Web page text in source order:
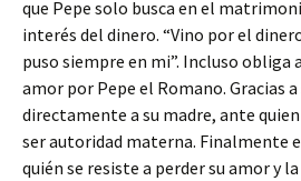
que Pepe solo busca en el
interés del dinero. “Vino por el
puso siempre en mi”. Incluso obliga
amor por Pepe el Romano. Gracias
directamente a su madre, ante
ser autoridad materna. Finalmente
quién se resiste a perder su amor y